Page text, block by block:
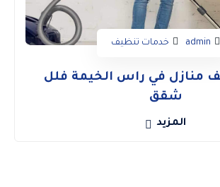
admin خدمات تنظيف
منازل في راس الخيمة فلل
شقق
المزيد